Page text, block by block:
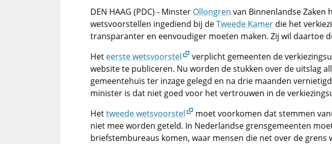
DEN HAAG (PDC) - Minster Ollongren van Binnenlandse Zaken
wetsvoorstellen ingediend bij deTweede Kamer die het
transparanter en eenvoudiger moeten maken. Zij wil daartoe
Het eerste wetsvoorstel
verplicht gemeenten de
website te publiceren. Nu worden de stukken over de uitslag
gemeentehuis ter inzage gelegd en na drie maanden
minister is dat niet goed voor het vertrouwen in de
Hettweede wetsvoorstel
moet voorkomen dat stemmen
niet mee worden geteld. In Nederlandse grensgemeenten
briefstembureaus komen, waar mensen die net over de grens